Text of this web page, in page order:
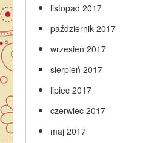
listopad 2017
październik 2017
wrzesień 2017
sierpień 2017
lipiec 2017
czerwiec 2017
maj 2017